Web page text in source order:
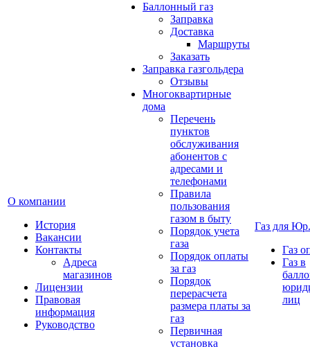
О компании
История
Вакансии
Контакты
Адреса
магазинов
Лицензии
Правовая
информация
Руководство
Баллонный газ
Заправка
Доставка
Маршруты
Заказать
Заправка газгольдера
Отзывы
Многоквартирные
дома
Перечень
пунктов
обслуживания
абонентов с
адресами и
телефонами
Правила
пользования
газом в быту
Порядок учета
газа
Порядок оплаты
за газ
Порядок
перерасчета
размера платы за
газ
Первичная
установка
Газ для
Газ
Газ в
лиц